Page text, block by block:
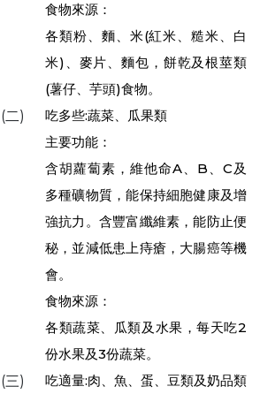
食物來源：
各類粉、麵、米(紅米、糙米、白
米)、麥片、麵包，餅乾及根莖類
(薯仔、芋頭)食物。
(二)
吃多些:蔬菜、瓜果類
主要功能：
含胡蘿蔔素，維他命A、B、C及
多種礦物質，能保持細胞健康及增
強抗力。含豐富纖維素，能防止便
秘，並減低患上痔瘡，大腸癌等機
會。
食物來源：
各類蔬菜、瓜類及水果，每天吃2
份水果及3份蔬菜。
(三)
吃適量:肉、魚、蛋、豆類及奶品類